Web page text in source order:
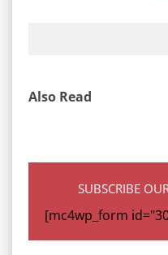
Also Read
SUBSCRIBE
[mc4wp_form